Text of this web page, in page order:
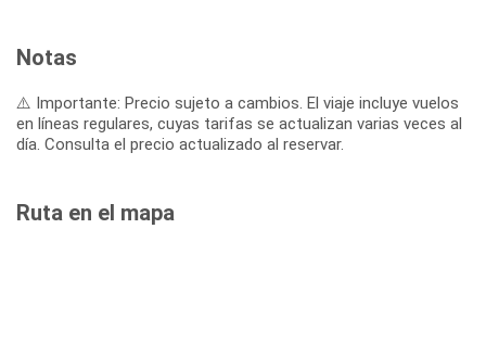
Notas
⚠️ Importante: Precio sujeto a cambios. El viaje incluye vuelos
en líneas regulares, cuyas tarifas se actualizan varias veces al
día. Consulta el precio actualizado al reservar.
Ruta en el mapa